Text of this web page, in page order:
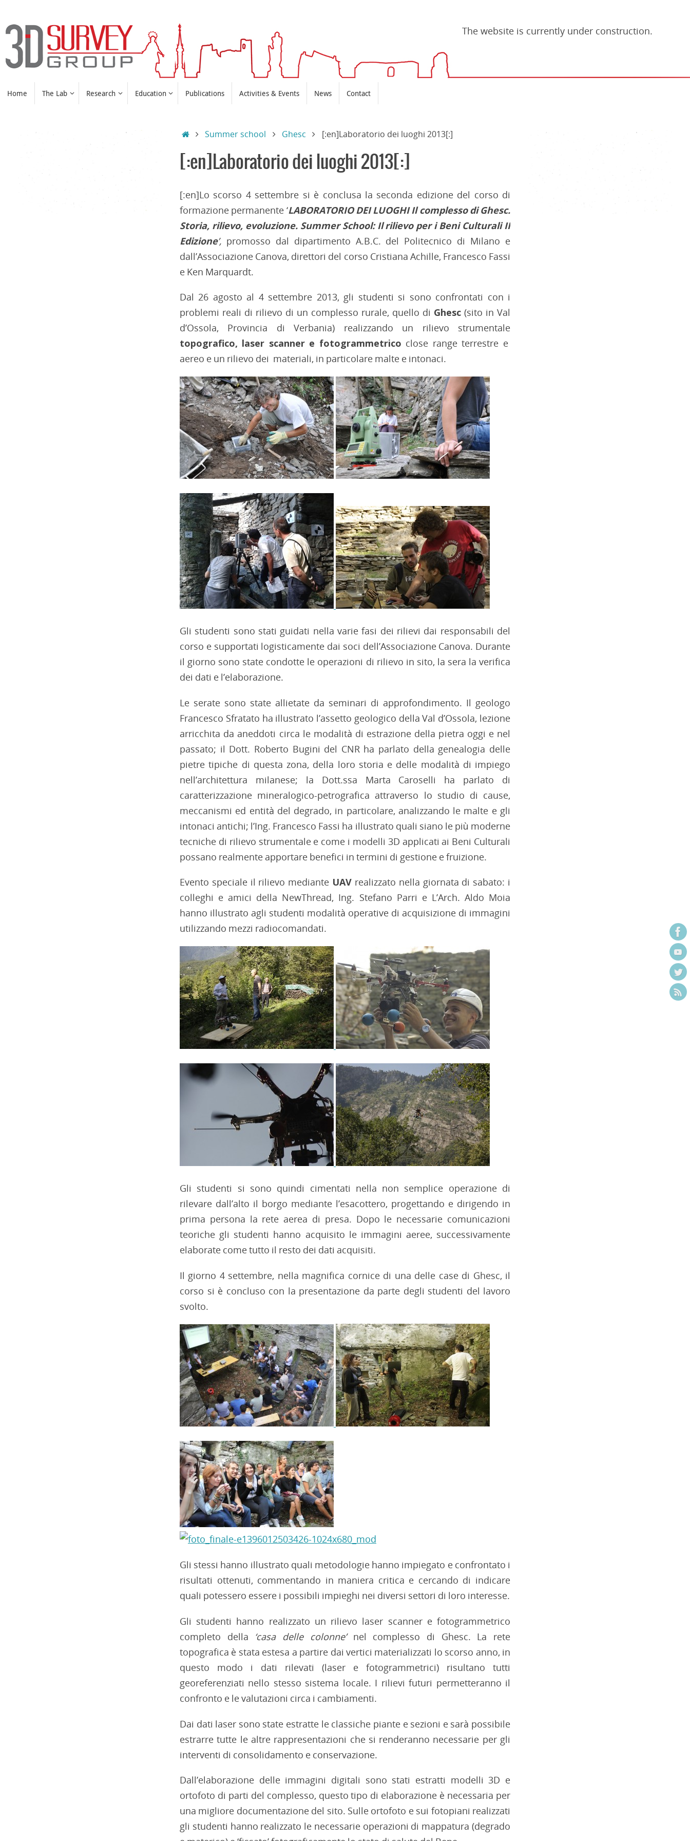
content
The website is currently under construction.
Home The Lab Research Education Publications Activities & Events News Contact
HomeSummer school Ghesc [:en]Laboratorio dei luoghi 2013[:]
[:en]Laboratorio dei luoghi 2013[:]
[:en]Lo scorso 4 settembre si è conclusa la seconda edizione del corso di
formazione permanente ‘LABORATORIO DEI LUOGHI Il complesso di Ghesc.
Storia, rilievo, evoluzione. Summer School: Il rilievo per i Beni Culturali II
Edizione’, promosso dal dipartimento A.B.C. del Politecnico di Milano e
dall’Associazione Canova, direttori del corso Cristiana Achille, Francesco Fassi
e Ken Marquardt.
Dal 26 agosto al 4 settembre 2013, gli studenti si sono confrontati con i
problemi reali di rilievo di un complesso rurale, quello di Ghesc (sito in Val
d’Ossola, Provincia di Verbania) realizzando un rilievo strumentale
topografico, laser scanner e fotogrammetrico close range terrestre e
aereo e un rilievo dei materiali, in particolare malte e intonaci.
Gli studenti sono stati guidati nella varie fasi dei rilievi dai responsabili del
corso e supportati logisticamente dai soci dell’Associazione Canova. Durante
il giorno sono state condotte le operazioni di rilievo in sito, la sera la verifica
dei dati e l’elaborazione.
Le serate sono state allietate da seminari di approfondimento. Il geologo
Francesco Sfratato ha illustrato l’assetto geologico della Val d’Ossola, lezione
arricchita da aneddoti circa le modalità di estrazione della pietra oggi e nel
passato; il Dott. Roberto Bugini del CNR ha parlato della genealogia delle
pietre tipiche di questa zona, della loro storia e delle modalità di impiego
nell’architettura milanese; la Dott.ssa Marta Caroselli ha parlato di
caratterizzazione mineralogico-petrografica attraverso lo studio di cause,
meccanismi ed entità del degrado, in particolare, analizzando le malte e gli
intonaci antichi; l’Ing. Francesco Fassi ha illustrato quali siano le più moderne
tecniche di rilievo strumentale e come i modelli 3D applicati ai Beni Culturali
possano realmente apportare benefici in termini di gestione e fruizione.
Evento speciale il rilievo mediante UAV realizzato nella giornata di sabato: i
colleghi e amici della NewThread, Ing. Stefano Parri e L’Arch. Aldo Moia
hanno illustrato agli studenti modalità operative di acquisizione di immagini
utilizzando mezzi radiocomandati.
Gli studenti si sono quindi cimentati nella non semplice operazione di
rilevare dall’alto il borgo mediante l’esacottero, progettando e dirigendo in
prima persona la rete aerea di presa. Dopo le necessarie comunicazioni
teoriche gli studenti hanno acquisito le immagini aeree, successivamente
elaborate come tutto il resto dei dati acquisiti.
Il giorno 4 settembre, nella magnifica cornice di una delle case di Ghesc, il
corso si è concluso con la presentazione da parte degli studenti del lavoro
svolto.
Gli stessi hanno illustrato quali metodologie hanno impiegato e confrontato i
risultati ottenuti, commentando in maniera critica e cercando di indicare
quali potessero essere i possibili impieghi nei diversi settori di loro interesse.
Gli studenti hanno realizzato un rilievo laser scanner e fotogrammetrico
completo della ‘casa delle colonne’nel complesso di Ghesc. La rete
topografica è stata estesa a partire dai vertici materializzati lo scorso anno, in
questo modo i dati rilevati (laser e fotogrammetrici) risultano tutti
georeferenziati nello stesso sistema locale. I rilievi futuri permetteranno il
confronto e le valutazioni circa i cambiamenti.
Dai dati laser sono state estratte le classiche piante e sezioni e sarà possibile
estrarre tutte le altre rappresentazioni che si renderanno necessarie per gli
interventi di consolidamento e conservazione.
Dall’elaborazione delle immagini digitali sono stati estratti modelli 3D e
ortofoto di parti del complesso, questo tipo di elaborazione è necessaria per
una migliore documentazione del sito. Sulle ortofoto e sui fotopiani realizzati
gli studenti hanno realizzato le necessarie operazioni di mappatura (degrado